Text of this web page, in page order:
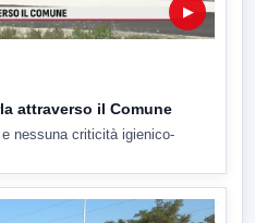
▶
attraverso il Comune
nessuna criticità igienico-